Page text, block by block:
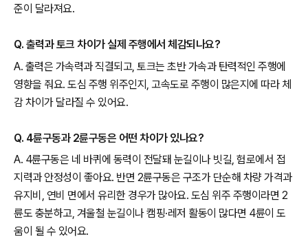
준이 달라져요.
Q. 출력과 토크 차이가 실제 주행에서 체감되나요?
A. 출력은 가속력과 직결되고, 토크는 초반 가속과 탄력적인 주행에
영향을 줘요. 도심 주행 위주인지, 고속도로 주행이 많은지에 따라 체
감 차이가 달라질 수 있어요.
Q. 4륜구동과 2륜구동은 어떤 차이가 있나요?
A. 4륜구동은 네 바퀴에 동력이 전달돼 눈길이나 빗길, 험로에서 접
지력과 안정성이 좋아요. 반면 2륜구동은 구조가 단순해 차량 가격과
유지비, 연비 면에서 유리한 경우가 많아요. 도심 위주 주행이라면 2
륜도 충분하고, 겨울철 눈길이나 캠핑·레저 활동이 많다면 4륜이 도
움이 될 수 있어요.